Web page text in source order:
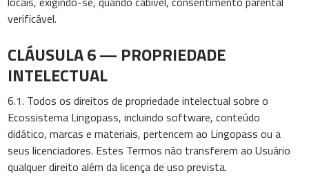
verificável.
CLÁUSULA 6 — PROPRIEDADE
INTELECTUAL
6.1. Todos os direitos de propriedade intelectual sobre o
Ecossistema Lingopass, incluindo software, conteúdo
didático, marcas e materiais, pertencem ao Lingopass ou a
seus licenciadores. Estes Termos não transferem ao Usuário
qualquer direito além da licença de uso prevista.